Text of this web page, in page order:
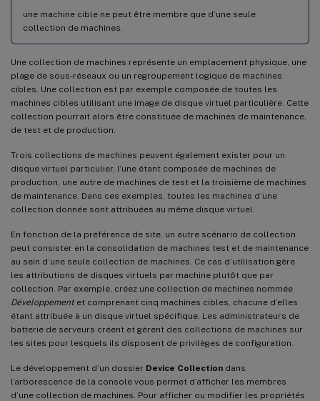
une machine cible ne peut être membre que d’une seule
collection de machines.
Une collection de machines représente un emplacement physique, une
plage de sous-réseaux ou un regroupement logique de machines
cibles. Une collection est par exemple composée de toutes les
machines cibles utilisant une image de disque virtuel particulière. Cette
collection pourrait alors être constituée de machines de maintenance,
de test et de production.
Trois collections de machines peuvent également exister pour un
disque virtuel particulier, l’une étant composée de machines de
production, une autre de machines de test et la troisième de machines
de maintenance. Dans ces exemples, toutes les machines d’une
collection donnée sont attribuées au même disque virtuel.
En fonction de la préférence de site, un autre scénario de collection
peut consister en la consolidation de machines test et de maintenance
au sein d’une seule collection de machines. Ce cas d’utilisation gère
les attributions de disques virtuels par machine plutôt que par
collection. Par exemple, créez une collection de machines nommée
Développementet comprenant cinq machines cibles, chacune d’elles
étant attribuée à un disque virtuel spécifique. Les administrateurs de
batterie de serveurs créent et gèrent des collections de machines sur
les sites pour lesquels ils disposent de privilèges de configuration.
Le développement d’un dossier Device Collection dans
l’arborescence de la console vous permet d’afficher les membres
d’une collection de machines. Pour afficher ou modifier les propriétés